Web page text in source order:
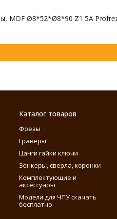
MDF Ø8*52*Ø8*90 Z1 5A
Каталог товаров
Фрезы
Граверы
Цанги гайки ключи
Зенкеры, сверла, коронки
Комплектующие и
аксессуары
Модели для ЧПУ скачать
бесплатно